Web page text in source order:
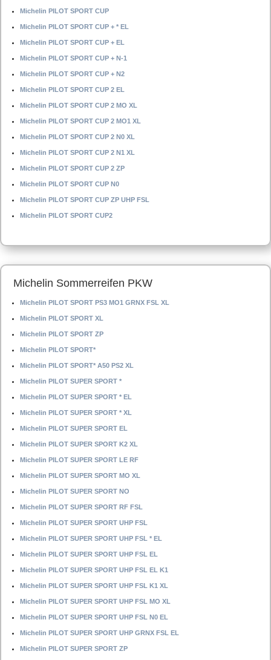
Michelin PILOT SPORT CUP
Michelin PILOT SPORT CUP + * EL
Michelin PILOT SPORT CUP + EL
Michelin PILOT SPORT CUP + N-1
Michelin PILOT SPORT CUP + N2
Michelin PILOT SPORT CUP 2 EL
Michelin PILOT SPORT CUP 2 MO XL
Michelin PILOT SPORT CUP 2 MO1 XL
Michelin PILOT SPORT CUP 2 N0 XL
Michelin PILOT SPORT CUP 2 N1 XL
Michelin PILOT SPORT CUP 2 ZP
Michelin PILOT SPORT CUP N0
Michelin PILOT SPORT CUP ZP UHP FSL
Michelin PILOT SPORT CUP2
Michelin Sommerreifen PKW
Michelin PILOT SPORT PS3 MO1 GRNX FSL XL
Michelin PILOT SPORT XL
Michelin PILOT SPORT ZP
Michelin PILOT SPORT*
Michelin PILOT SPORT* A50 PS2 XL
Michelin PILOT SUPER SPORT *
Michelin PILOT SUPER SPORT * EL
Michelin PILOT SUPER SPORT * XL
Michelin PILOT SUPER SPORT EL
Michelin PILOT SUPER SPORT K2 XL
Michelin PILOT SUPER SPORT LE RF
Michelin PILOT SUPER SPORT MO XL
Michelin PILOT SUPER SPORT NO
Michelin PILOT SUPER SPORT RF FSL
Michelin PILOT SUPER SPORT UHP FSL
Michelin PILOT SUPER SPORT UHP FSL * EL
Michelin PILOT SUPER SPORT UHP FSL EL
Michelin PILOT SUPER SPORT UHP FSL EL K1
Michelin PILOT SUPER SPORT UHP FSL K1 XL
Michelin PILOT SUPER SPORT UHP FSL MO XL
Michelin PILOT SUPER SPORT UHP FSL N0 EL
Michelin PILOT SUPER SPORT UHP GRNX FSL EL
Michelin PILOT SUPER SPORT ZP